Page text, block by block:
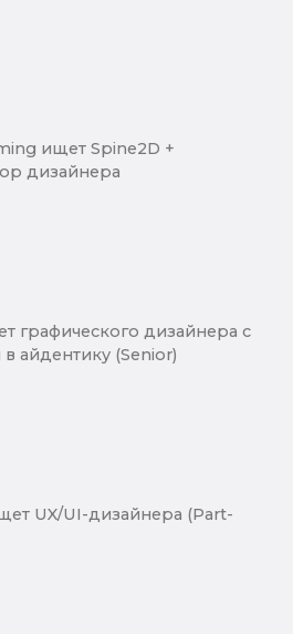
ищет Spine2D +
дизайнера
графического дизайнера с
айдентику (Senior)
UX/UI-дизайнера (Part-